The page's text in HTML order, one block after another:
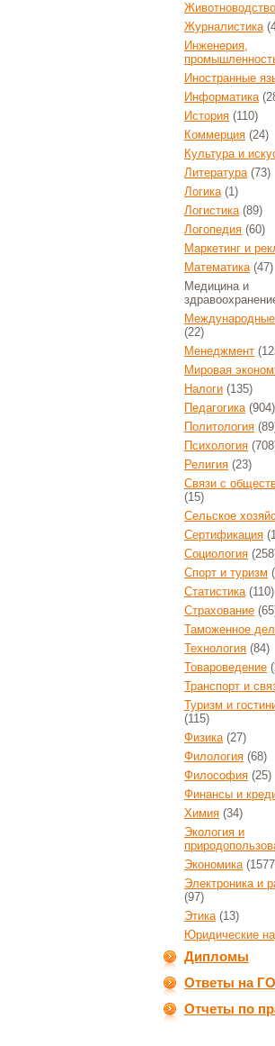
Животноводство
Журналистика
Инженерия,
Иностранные
Информатика
История (110)
Коммерция (24)
Культура и
Литература(73)
Логика(1)
Логистика(89)
Логопедия (60)
Маркетинг и
Математика(47)
Медицина и
(22)
Менеджмент
Мировая
Налоги (135)
Педагогика(904)
Политология
Психология
Религия (23)
Связи с
(15)
Сельское
Сертификация
Социология
Спорт и туризм
Статистика(110)
Страхование
Таможенное
Технология (84)
Товароведение
Транспорт и
Туризм и
(115)
Физика(27)
Филология (68)
Философия (25)
Финансы и
Химия (34)
Экология и
Экономика
Электроника и
(97)
Этика(13)
Юридические
Дипломы
Ответы на
Отчеты по